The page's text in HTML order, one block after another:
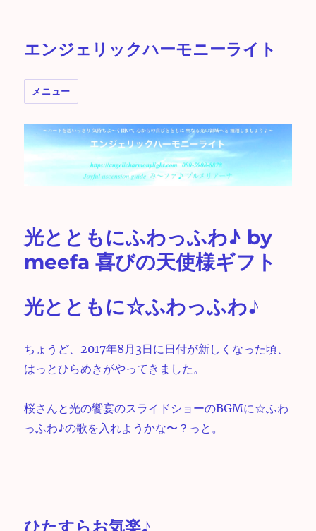
エンジェリックハーモニーライト
メニュー
光とともにふわっふわ♪ by
meefa 喜びの天使様ギフト
光とともに☆ふわっふわ♪
ちょうど、2017年8月3日に日付が新しくなった頃、
はっとひらめきがやってきました。
桜さんと光の饗宴のスライドショーのBGMに☆ふわ
っふわ♪の歌を入れようかな〜？っと。
ひたすらお気楽♪